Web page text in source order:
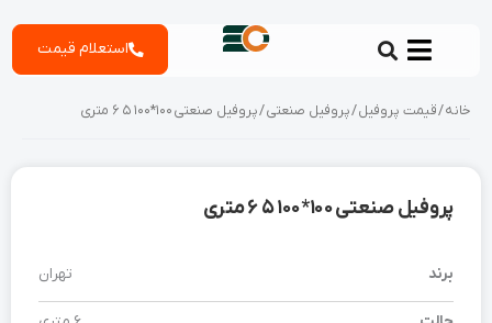
استعلام قیمت
خانه/قیمت پروفیل/پروفیل صنعتی/ پروفیل صنعتی 100*100 5 6 متری
پروفیل صنعتی 100*100 5 6 متری
برند تهران